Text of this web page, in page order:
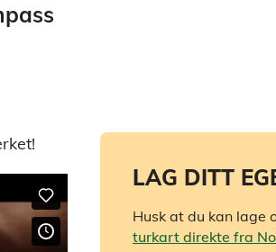
LAG DITT
Husk at du kan lage
turkart direkte fra